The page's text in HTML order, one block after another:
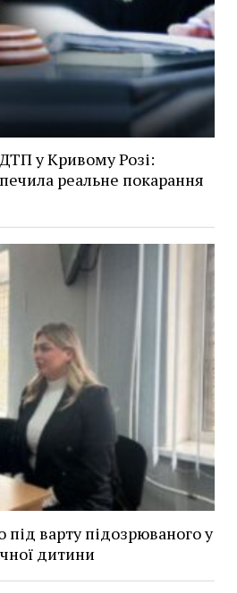
у Кривому Розі:
реальне покарання
під варту підозрюваного у
дитини